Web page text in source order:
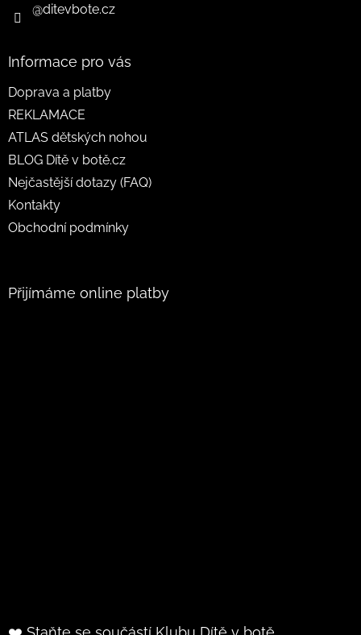
@ditevbote.cz
Informace pro vás
Doprava a platby
REKLAMACE
ATLAS dětských nohou
BLOG Dítě v botě.cz
Nejčastější dotazy (FAQ)
Kontakty
Obchodní podmínky
Přijímáme online platby